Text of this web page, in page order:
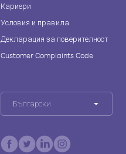
Кариери
Условия и правила
Декларация за поверителност
Customer Complaints Code
Български